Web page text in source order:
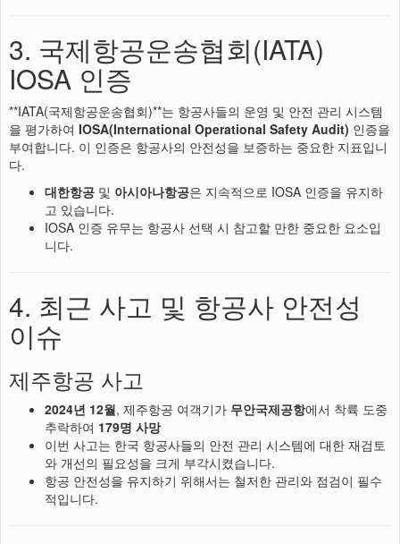
3. 국제항공운송협회(IATA)
IOSA 인증
**IATA(국제항공운송협회)**는 항공사들의 운영 및 안전 관리 시스템
을 평가하여 IOSA(International Operational Safety Audit) 인증을
부여합니다. 이 인증은 항공사의 안전성을 보증하는 중요한 지표입니
다.
대한항공 및 아시아나항공은 지속적으로 IOSA 인증을 유지하
고 있습니다.
IOSA 인증 유무는 항공사 선택 시 참고할 만한 중요한 요소입
니다.
4. 최근 사고 및 항공사 안전성
이슈
제주항공 사고
2024년 12월, 제주항공 여객기가 무안국제공항에서 착륙 도중
추락하여 179명 사망
이번 사고는 한국 항공사들의 안전 관리 시스템에 대한 재검토
와 개선의 필요성을 크게 부각시켰습니다.
항공 안전성을 유지하기 위해서는 철저한 관리와 점검이 필수
적입니다.